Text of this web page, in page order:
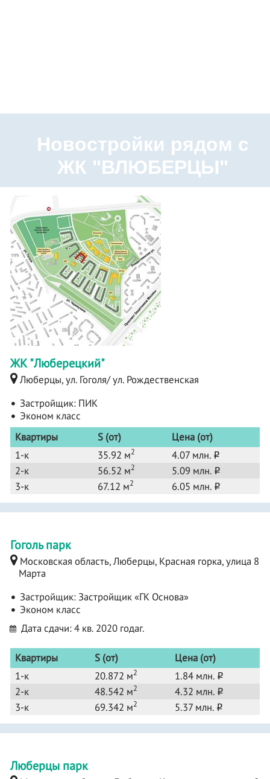
Новостройки рядом с
ЖК "ВЛЮБЕРЦЫ"
ЖК "Люберецкий"
Люберцы, ул. Гоголя/ ул. Рождественская
Застройщик: ПИК
Эконом класс
Квартиры
S (от)
Цена (от)
1-к
35.92 м2 4.07 млн. o
2-к 56.52 м2 5.09 млн. o
3-к 67.12 м2 6.05 млн. o
Гоголь парк
Московская область, Люберцы, Красная горка, улица 8
Марта
Застройщик:Застройщик «ГК Основа»
Эконом класс
Дата сдачи: 4 кв. 2020 годаг.
Квартиры S (от)
Цена (от)
1-к
20.872 м2 1.84 млн. o
2-к 48.542 м2 4.32 млн. o
3-к 69.342 м2 5.37 млн. o
Люберцы парк